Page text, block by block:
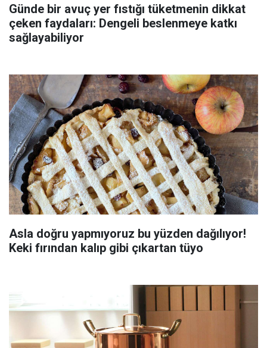
Günde bir avuç yer fıstığı tüketmenin dikkat
çeken faydaları: Dengeli beslenmeye katkı
sağlayabiliyor
Asla doğru yapmıyoruz bu yüzden dağılıyor!
Keki fırından kalıp gibi çıkartan tüyo